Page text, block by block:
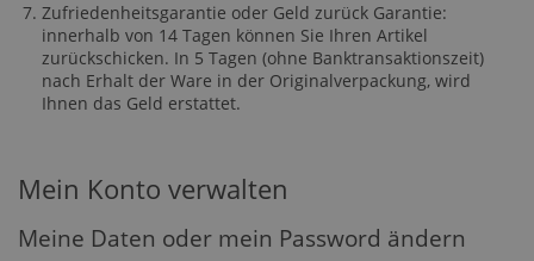
Zufriedenheitsgarantie oder Geld zurück Garantie:
innerhalb von 14 Tagen können Sie Ihren Artikel
zurückschicken. In 5 Tagen (ohne Banktransaktionszeit)
nach Erhalt der Ware in der Originalverpackung, wird
Ihnen das Geld erstattet.
Mein Konto verwalten
Meine Daten oder mein Password ändern